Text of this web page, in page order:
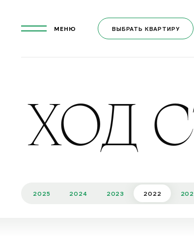
МЕНЮ
ВЫБРАТЬ КВАРТИРУ
ХОД
2025 2024 2023 2022